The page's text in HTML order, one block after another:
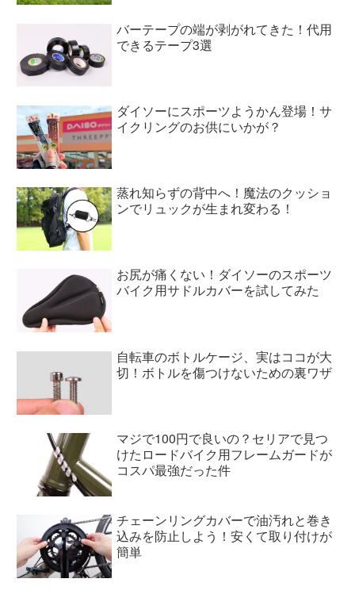
バーテープの端が剥がれてきた！代用
できるテープ3選
ダイソーにスポーツようかん登場！サ
イクリングのお供にいかが？
蒸れ知らずの背中へ！魔法のクッショ
ンでリュックが生まれ変わる！
お尻が痛くない！ダイソーのスポーツ
バイク用サドルカバーを試してみた
自転車のボトルケージ、実はココが大
切！ボトルを傷つけないための裏ワザ
マジで100円で良いの？セリアで見つ
けたロードバイク用フレームガードが
コスパ最強だった件
チェーンリングカバーで油汚れと巻き
込みを防止しよう！安くて取り付けが
簡単